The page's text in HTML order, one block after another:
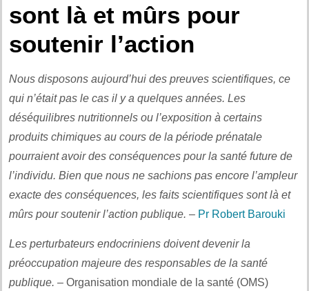
sont là et mûrs pour
soutenir l’action
Nous disposons aujourd’hui des preuves scientifiques, ce
qui n’était pas le cas il y a quelques années. Les
déséquilibres nutritionnels ou l’exposition à certains
produits chimiques au cours de la période prénatale
pourraient avoir des conséquences pour la santé future de
l’individu. Bien que nous ne sachions pas encore l’ampleur
exacte des conséquences, les faits scientifiques sont là et
mûrs pour soutenir l’action publique. – Pr Robert Barouki
Les perturbateurs endocriniens doivent devenir la
préoccupation majeure des responsables de la santé
publique. – Organisation mondiale de la santé (OMS)